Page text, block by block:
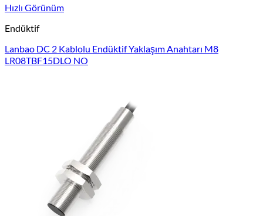
Hızlı Görünüm
Endüktif
Lanbao DC 2 Kablolu Endüktif Yaklaşım Anahtarı M8
LR08TBF15DLO NO